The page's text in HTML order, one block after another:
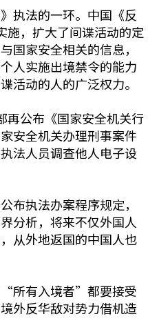
执法的一环。中国《反
施，扩大了间谍活动的定
国家安全相关的信息，
人实施出境禁令的能力
活动的人的广泛权力。
再公布《国家安全机关行
安全机关办理刑事案件
法人员调查他人电子设
布执法办案程序规定，
分析，将来不仅外国人
从外地返国的中国人也
所有入境者”都要接受
外反华敌对势力借机造